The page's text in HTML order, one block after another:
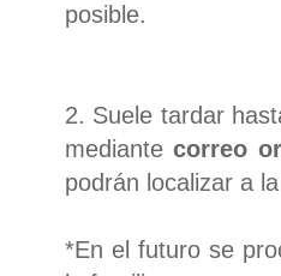
posible.
2. Suele tardar
mediantecorreo
podrán localizar a
*En el futuro se